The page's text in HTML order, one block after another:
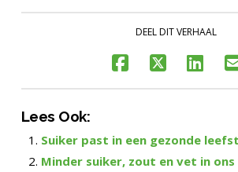
DEEL DIT VERHAAL
Lees Ook:
Suiker past in een gezonde
Minder suiker, zout en vet in ons